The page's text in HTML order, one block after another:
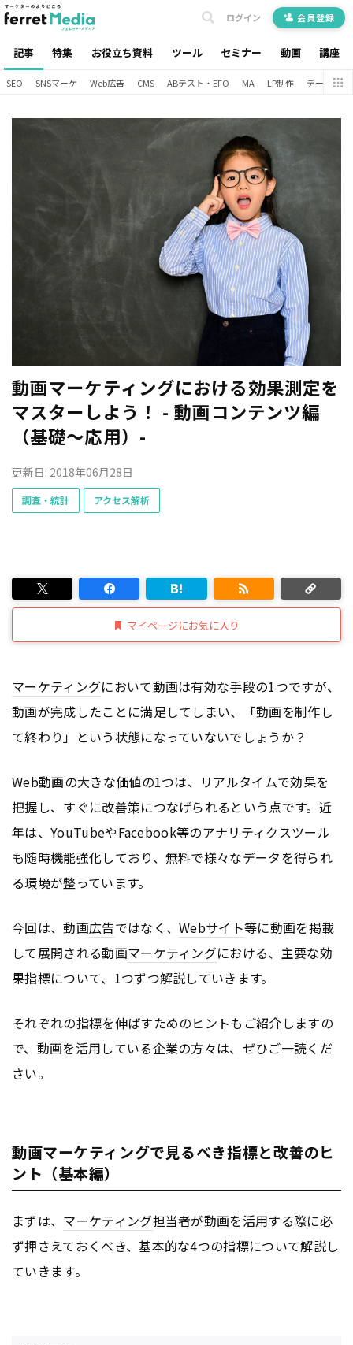
記事 特集 お役立ち資料 ツール セミナー 動画 講座
ログイン 会員登録
SEO SNSマーケ Web広告 CMS ABテスト・EFO MA LP制作 データ分析
動画マーケティングにおける効果測定を
マスターしよう！ - 動画コンテンツ編
（基礎〜応用）-
更新日: 2018年06月28日
調査・統計 アクセス解析
マイページにお気に入り
マーケティングにおいて動画は有効な手段の1つですが、
動画が完成したことに満足してしまい、「動画を制作し
て終わり」という状態になっていないでしょうか？
Web動画の大きな価値の1つは、リアルタイムで効果を
把握し、すぐに改善策につなげられるという点です。近
年は、YouTubeやFacebook等のアナリティクスツール
も随時機能強化しており、無料で様々なデータを得られ
る環境が整っています。
今回は、動画広告ではなく、Webサイト等に動画を掲載
して展開される動画マーケティングにおける、主要な効
果指標について、1つずつ解説していきます。
それぞれの指標を伸ばすためのヒントもご紹介しますの
で、動画を活用している企業の方々は、ぜひご一読くだ
さい。
動画マーケティングで見るべき指標と改善のヒ
ント（基本編）
まずは、 マーケティング担当者が動画を活用する際に必
ず押さえておくべき、基本的な4つの指標について解説し
ていきます。